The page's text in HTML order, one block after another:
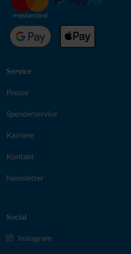
Service
Presse
Spenderservice
Karriere
Kontakt
Newsletter
Social
Instagram